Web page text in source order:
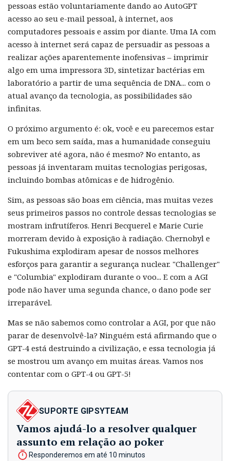
pessoas estão voluntariamente dando ao AutoGPT
acesso ao seu e-mail pessoal, à internet, aos
computadores pessoais e assim por diante. Uma IA com
acesso à internet será capaz de persuadir as pessoas a
realizar ações aparentemente inofensivas – imprimir
algo em uma impressora 3D, sintetizar bactérias em
laboratório a partir de uma sequência de DNA... com o
atual avanço da tecnologia, as possibilidades são
infinitas.
O próximo argumento é: ok, você e eu parecemos estar
em um beco sem saída, mas a humanidade conseguiu
sobreviver até agora, não é mesmo? No entanto, as
pessoas já inventaram muitas tecnologias perigosas,
incluindo bombas atômicas e de hidrogênio.
Sim, as pessoas são boas em ciência, mas muitas vezes
seus primeiros passos no controle dessas tecnologias se
mostram infrutíferos. Henri Becquerel e Marie Curie
morreram devido à exposição à radiação. Chernobyl e
Fukushima explodiram apesar de nossos melhores
esforços para garantir a segurança nuclear. "Challenger"
e "Columbia" explodiram durante o voo... E com a AGI
pode não haver uma segunda chance, o dano pode ser
irreparável.
Mas se não sabemos como controlar a AGI, por que não
parar de desenvolvê-la? Ninguém está afirmando que o
GPT-4 está destruindo a civilização, e essa tecnologia já
se mostrou um avanço em muitas áreas. Vamos nos
contentar com o GPT-4 ou GPT-5!
SUPORTE GIPSYTEAM
Vamos ajudá-lo a resolver qualquer
assunto em relação ao poker
Responderemos em até 10 minutos